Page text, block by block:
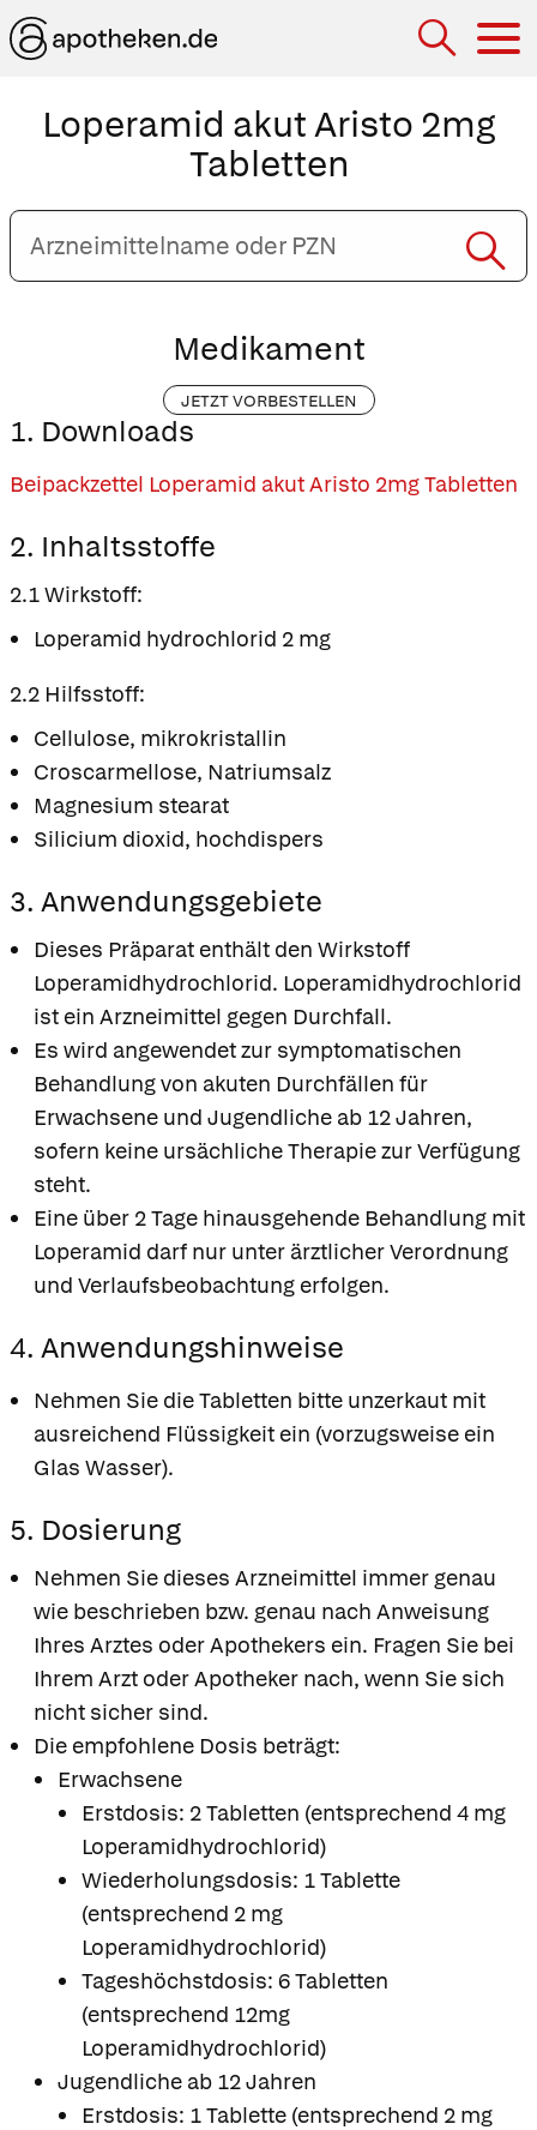
Loperamid akut Aristo 2mg
Tabletten
Arzneimittelname
oder
PZN
Medikament
JETZT VORBESTELLEN
1. Downloads
Beipackzettel Loperamid akut Aristo 2mg Tabletten
2. Inhaltsstoffe
2.1 Wirkstoff:
Loperamid hydrochlorid 2 mg
2.2 Hilfsstoff:
Cellulose, mikrokristallin
Croscarmellose, Natriumsalz
Magnesium stearat
Silicium dioxid, hochdispers
3. Anwendungsgebiete
Dieses Präparat enthält den Wirkstoff
Loperamidhydrochlorid. Loperamidhydrochlorid
ist ein Arzneimittel gegen Durchfall.
Es wird angewendet zur symptomatischen
Behandlung von akuten Durchfällen für
Erwachsene und Jugendliche ab 12 Jahren,
sofern keine ursächliche Therapie zur Verfügung
steht.
Eine über 2 Tage hinausgehende Behandlung mit
Loperamid darf nur unter ärztlicher Verordnung
und Verlaufsbeobachtung erfolgen.
4. Anwendungshinweise
Nehmen Sie die Tabletten bitte unzerkaut mit
ausreichend Flüssigkeit ein (vorzugsweise ein
Glas Wasser).
5. Dosierung
Nehmen Sie dieses Arzneimittel immer genau
wie beschrieben bzw. genau nach Anweisung
Ihres Arztes oder Apothekers ein. Fragen Sie bei
Ihrem Arzt oder Apotheker nach, wenn Sie sich
nicht sicher sind.
Die empfohlene Dosis beträgt:
Erwachsene
Erstdosis: 2 Tabletten (entsprechend 4 mg
Loperamidhydrochlorid)
Wiederholungsdosis: 1 Tablette
(entsprechend 2 mg
Loperamidhydrochlorid)
Tageshöchstdosis: 6 Tabletten
(entsprechend 12mg
Loperamidhydrochlorid)
Jugendliche ab 12 Jahren
Erstdosis: 1 Tablette (entsprechend 2 mg